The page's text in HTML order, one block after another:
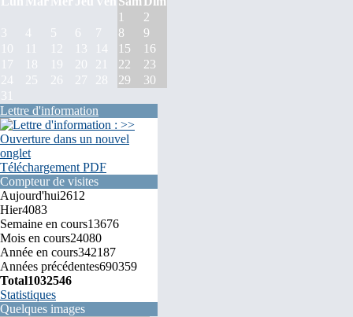
1
2
3
4 5 6 7 8
9
10
11 12 13 14 15
16
17
18 19 20 21 22
23
24
25 26 27 28 29
30
31
Lettre d'information
Téléchargement PDF
Compteur de visites
Aujourd'hui2612
Hier4083
Semaine en cours13676
Mois en cours24080
Année en cours342187
Années précédentes690359
Total1032546
Statistiques
Quelques images